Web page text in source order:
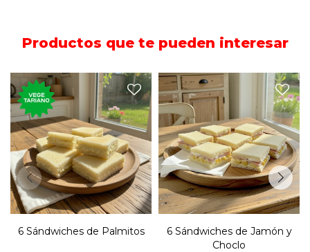
Productos que te pueden interesar
Seis sándwiches de copetín
con palmitos y mayonesa
en pan blanco.
6 Sándwiches de Palmitos
Seis sándwiches de copetín
con choclo, jamón, huevo y
mayonesa en pan blanco.
6 Sándwiches de Jamón y
Choclo